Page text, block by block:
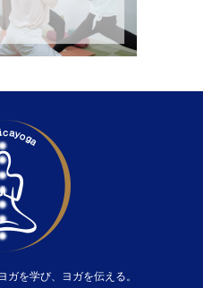
を学び、ヨガを伝える。